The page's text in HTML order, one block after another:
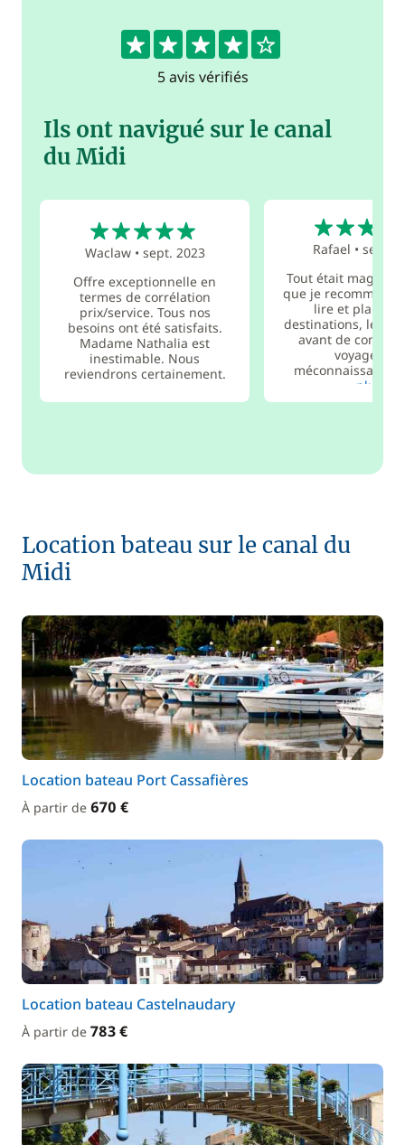
4.2
5 avis vérifiés
Ils ont navigué sur le canal
du Midi
Waclaw• sept. 2023
Offre exceptionnelle en
termes de corrélation
prix/service. Tous nos
besoins ont été satisfaits.
Madame Nathalia est
inestimable. Nous
reviendrons certainement.
Rafael •sept.
Tout était
que je
lire et
destinations, les
avant de
voyage. Par
méconnaissance,
plus
Location bateau sur le canal du
Midi
Location bateau Port Cassafières
À partir de 670 €
Location bateau Castelnaudary
À partir de 783 €